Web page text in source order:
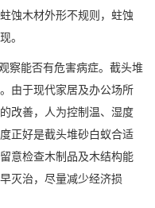
蚀木材外形不规则，蛀蚀
。
察能否有危害病症。截头堆
由于现代家居及办公场所
改善，人为控制温、湿度
正好是截头堆砂白蚁合适
意检查木制品及木结构能
灭治，尽量减少经济损